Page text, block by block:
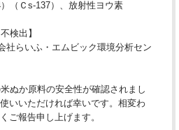
（Ｃs-137）、放射性ヨウ素
検出】
社らいふ・エムビック環境分析セン
ぬか原料の安全性が確認されまし
いいただければ幸いです。相変わ
ご報告申し上げます。